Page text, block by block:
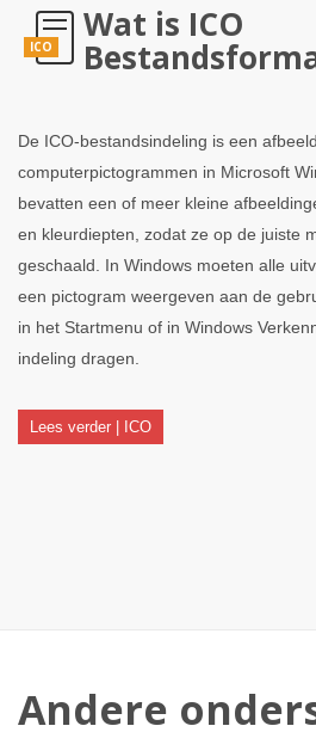
ICO
Wat is ICO
De ICO-bestandsindeling is een
computerpictogrammen in Microsoft
bevatten een of meer kleine
en kleurdiepten, zodat ze op de juiste
geschaald. In Windows moeten alle
een pictogram weergeven aan de
in het Startmenu of in Windows
indeling dragen.
Lees verder | ICO
Andere